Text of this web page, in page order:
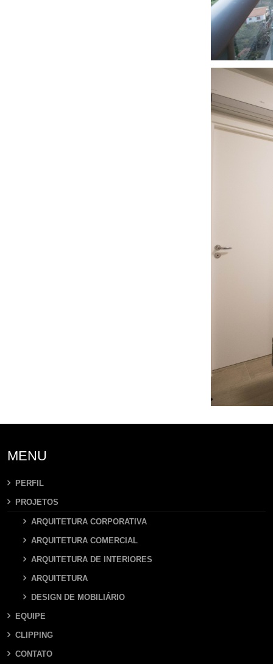
MENU
PERFIL
PROJETOS
ARQUITETURA CORPORATIVA
ARQUITETURA COMERCIAL
ARQUITETURA DE INTERIORES
ARQUITETURA
DESIGN DE MOBILIÁRIO
EQUIPE
CLIPPING
CONTATO